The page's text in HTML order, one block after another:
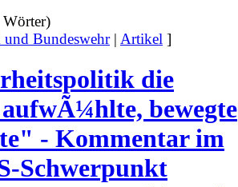
Bundeswehr| Artikel ]
die
bewegte
- Kommentar im
Schwerpunkt